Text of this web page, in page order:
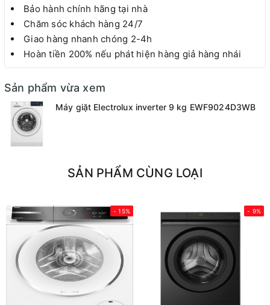
Bảo hành chính hãng tại nhà
Chăm sóc khách hàng 24/7
Giao hàng nhanh chóng 2-4h
Hoàn tiền 200% nếu phát hiện hàng giả hàng nhái
Sản phẩm vừa xem
Máy giặt Electrolux inverter 9 kg EWF9024D3WB
SẢN PHẨM CÙNG LOẠI
- 15% - 9%